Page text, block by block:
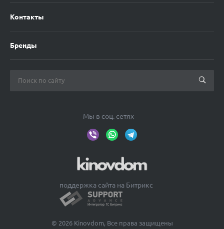
Контакты
Бренды
Мы в соц. сетях
© 2026 Kinovdom, Все права защищены
поддержка сайта на Битрикс